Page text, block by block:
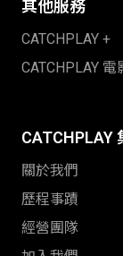
其他服務
CATCHPLAY +
CATCHPLAY 電
CATCHPLAY
關於我們
歷程事蹟
經營團隊